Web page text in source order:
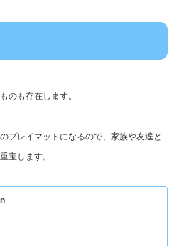
のも存在します。
プレイマットになるので、家族や友達と
宝します。